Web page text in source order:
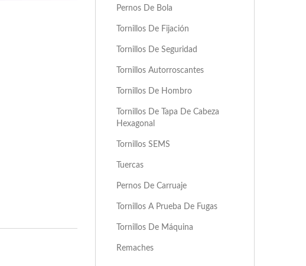
Pernos De Bola
Tornillos De Fijación
Tornillos De Seguridad
Tornillos Autorroscantes
Tornillos De Hombro
Tornillos De Tapa De Cabeza
Hexagonal
Tornillos SEMS
Tuercas
Pernos De Carruaje
Tornillos A Prueba De Fugas
Tornillos De Máquina
Remaches